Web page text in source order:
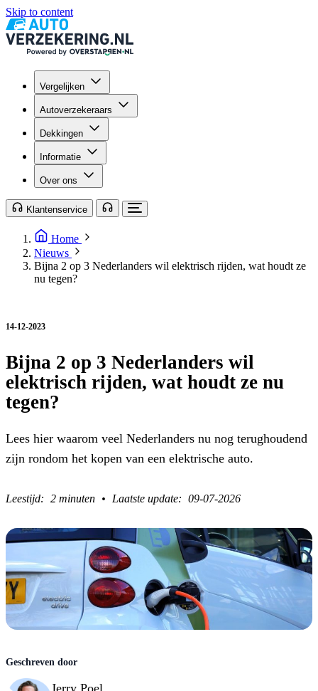
Skip to content
Vergelijken
Autoverzekeraars
Dekkingen
Informatie
Over ons
Klantenservice
Home
Nieuws
Bijna 2 op 3 Nederlanders wil elektrisch rijden, wat houdt ze
nu tegen?
14-12-2023
Bijna 2 op 3 Nederlanders wil
elektrisch rijden, wat houdt ze nu
tegen?
Lees hier waarom veel Nederlanders nu nog terughoudend
zijn rondom het kopen van een elektrische auto.
2 minuten 09-07-2026